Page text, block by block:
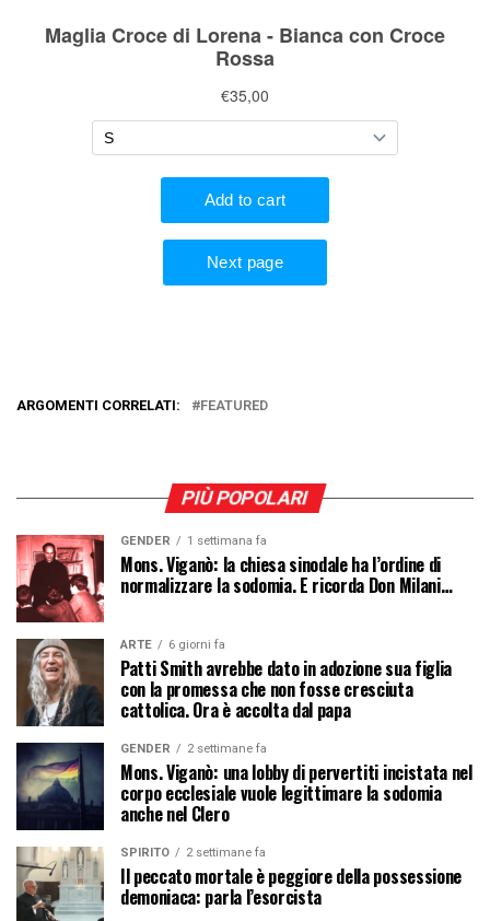
ARGOMENTI CORRELATI: FEATURED
PIÙ POPOLARI
GENDER 1 settimana fa
Mons. Viganò: la chiesa sinodale ha l’ordine di
normalizzare la sodomia. E ricorda Don Milani…
ARTE 6 giorni fa
Patti Smith avrebbe dato in adozione sua figlia
con la promessa che non fosse cresciuta
cattolica. Ora è accolta dal papa
GENDER 2 settimane fa
Mons. Viganò: una lobby di pervertiti incistata nel
corpo ecclesiale vuole legittimare la sodomia
anche nel Clero
SPIRITO 2 settimane fa
Il peccato mortale è peggiore della possessione
demoniaca: parla l’esorcista